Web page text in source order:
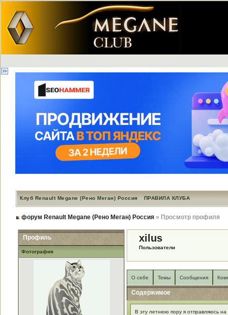
Клуб Renault Megane (Рено Меган) Россия ПРАВИЛА КЛУБА
форум Renault Megane (Рено Меган) Россия » Просмотр профиля
Профиль
Фотография
xilus
Пользователи
О себе Темы Сообщения
Содержимое
В эту летнюю пору я отправляюсь на